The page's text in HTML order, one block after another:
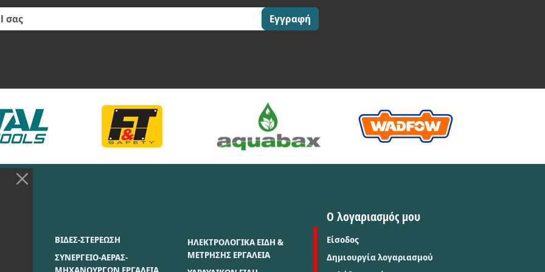
Εγγραφή
ΒΙΔΕΣ-ΣΤΕΡΕΩΣΗ
ΣΥΝΕΡΓΕΙΟ-ΑΕΡΑΣ-
ΜΗΧΑΝΟΥΡΓΩΝ ΕΡΓΑΛΕΙΑ
ΗΛΕΚΤΡΟΛΟΓΙΚΑ ΕΙΔΗ &
ΜΕΤΡΗΣΗΣ ΕΡΓΑΛΕΙΑ
Ο λογαριασμός μου
Είσοδος
Δημιουργία λογαριασμού